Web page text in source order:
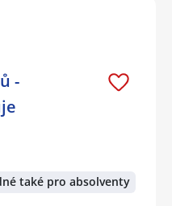
-
také pro absolventy